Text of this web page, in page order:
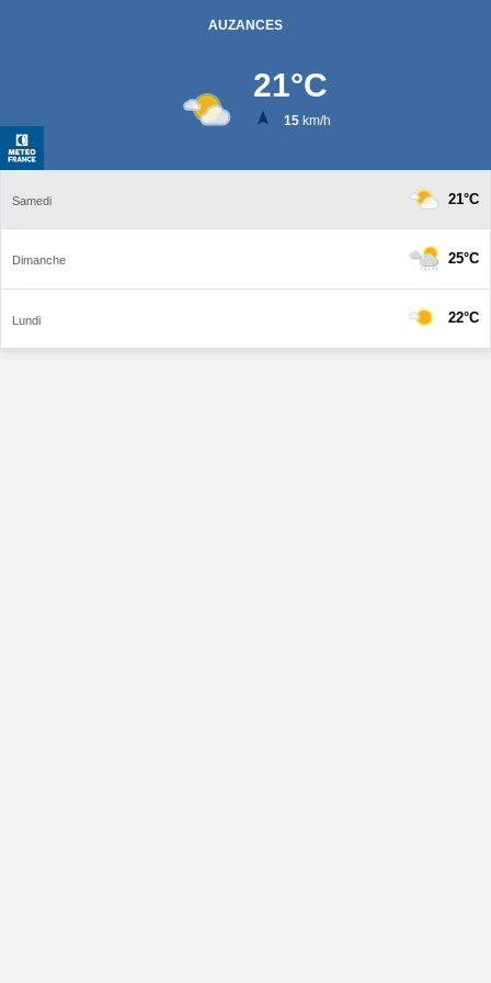
AUZANCES
21°C
15km/h
Samedi 21°C
Dimanche 25°C
Lundi 22°C